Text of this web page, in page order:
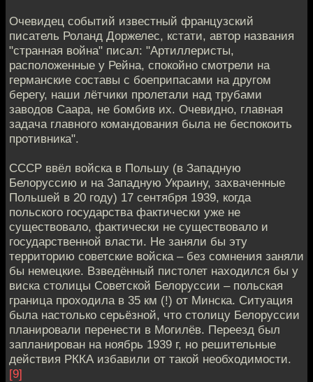
Очевидец событий известный французский
писатель Роланд Доржелес, кстати, автор названия
"странная война" писал: "Артиллеристы,
расположенные у Рейна, спокойно смотрели на
германские составы с боеприпасами на другом
берегу, наши лётчики пролетали над трубами
заводов Саара, не бомбив их. Очевидно, главная
задача главного командования была не беспокоить
противника".
СССР ввёл войска в Польшу (в Западную
Белоруссию и на Западную Украину, захваченные
Польшей в 20 году) 17 сентября 1939, когда
польского государства фактически уже не
существовало, фактически не существовало и
государственной власти. Не заняли бы эту
территорию советские войска – без сомнения заняли
бы немецкие. Взведённый пистолет находился бы у
виска столицы Советской Белоруссии – польская
граница проходила в 35 км (!) от Минска. Ситуация
была настолько серьёзной, что столицу Белоруссии
планировали перенести в Могилёв. Переезд был
запланирован на ноябрь 1939 г, но решительные
действия РККА избавили от такой необходимости.
[9]